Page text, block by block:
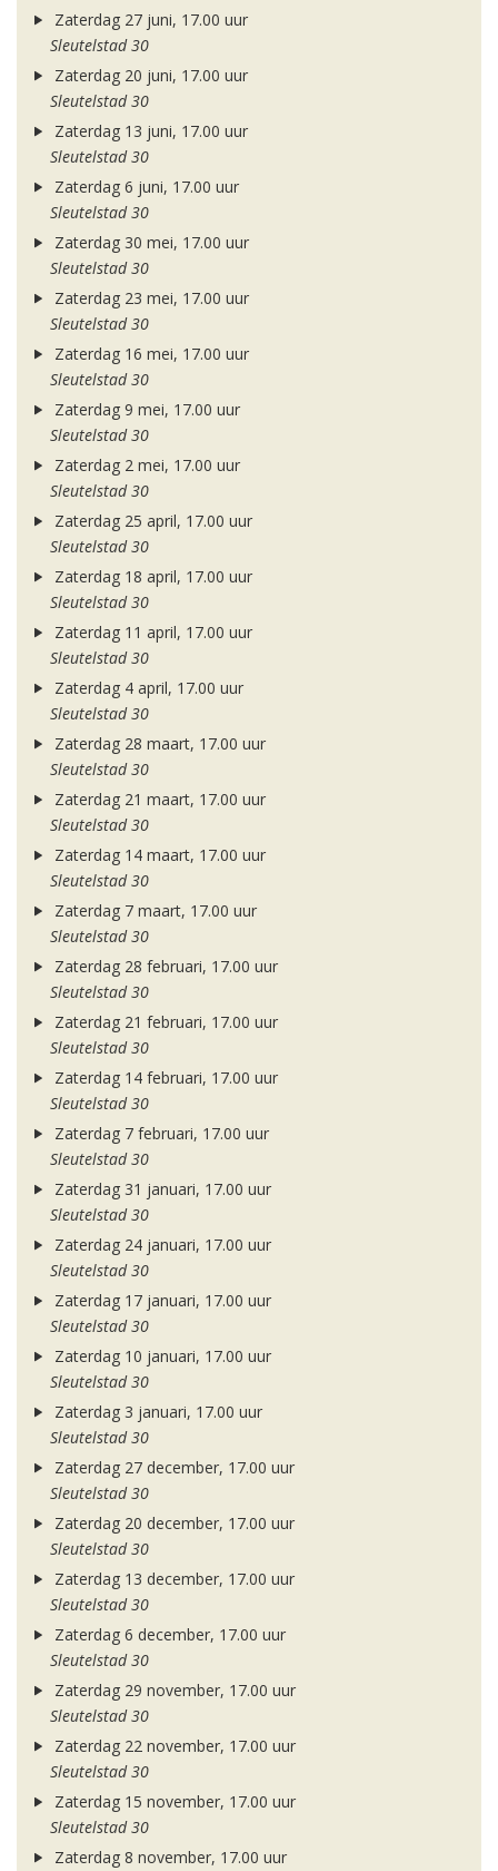
Zaterdag 27 juni, 17.00 uur
Sleutelstad 30
Zaterdag 20 juni, 17.00 uur
Sleutelstad 30
Zaterdag 13 juni, 17.00 uur
Sleutelstad 30
Zaterdag 6 juni, 17.00 uur
Sleutelstad 30
Zaterdag 30 mei, 17.00 uur
Sleutelstad 30
Zaterdag 23 mei, 17.00 uur
Sleutelstad 30
Zaterdag 16 mei, 17.00 uur
Sleutelstad 30
Zaterdag 9 mei, 17.00 uur
Sleutelstad 30
Zaterdag 2 mei, 17.00 uur
Sleutelstad 30
Zaterdag 25 april, 17.00 uur
Sleutelstad 30
Zaterdag 18 april, 17.00 uur
Sleutelstad 30
Zaterdag 11 april, 17.00 uur
Sleutelstad 30
Zaterdag 4 april, 17.00 uur
Sleutelstad 30
Zaterdag 28 maart, 17.00 uur
Sleutelstad 30
Zaterdag 21 maart, 17.00 uur
Sleutelstad 30
Zaterdag 14 maart, 17.00 uur
Sleutelstad 30
Zaterdag 7 maart, 17.00 uur
Sleutelstad 30
Zaterdag 28 februari, 17.00 uur
Sleutelstad 30
Zaterdag 21 februari, 17.00 uur
Sleutelstad 30
Zaterdag 14 februari, 17.00 uur
Sleutelstad 30
Zaterdag 7 februari, 17.00 uur
Sleutelstad 30
Zaterdag 31 januari, 17.00 uur
Sleutelstad 30
Zaterdag 24 januari, 17.00 uur
Sleutelstad 30
Zaterdag 17 januari, 17.00 uur
Sleutelstad 30
Zaterdag 10 januari, 17.00 uur
Sleutelstad 30
Zaterdag 3 januari, 17.00 uur
Sleutelstad 30
Zaterdag 27 december, 17.00 uur
Sleutelstad 30
Zaterdag 20 december, 17.00 uur
Sleutelstad 30
Zaterdag 13 december, 17.00 uur
Sleutelstad 30
Zaterdag 6 december, 17.00 uur
Sleutelstad 30
Zaterdag 29 november, 17.00 uur
Sleutelstad 30
Zaterdag 22 november, 17.00 uur
Sleutelstad 30
Zaterdag 15 november, 17.00 uur
Sleutelstad 30
Zaterdag 8 november, 17.00 uur